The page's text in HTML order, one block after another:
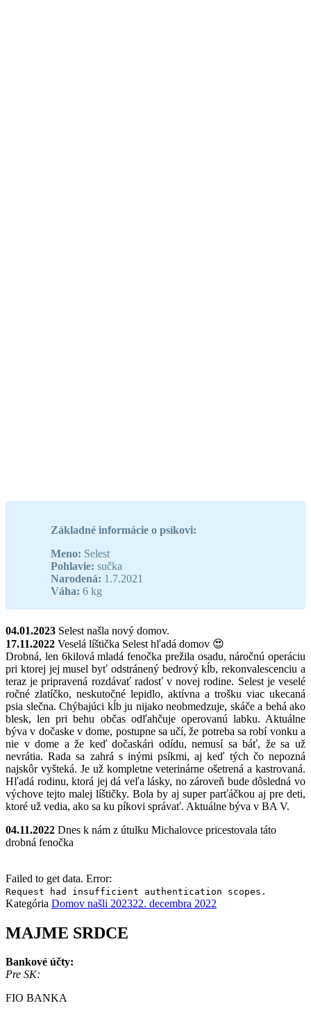
Základné informácie o psíkovi:
Meno: Selest
Pohlavie: sučka
Narodená: 1.7.2021
Váha: 6 kg
04.01.2023 Selest našla nový domov.
17.11.2022 Veselá líštička Selest hľadá domov 😍
Drobná, len 6kilová mladá fenočka prežila osadu, náročnú operáciu
pri ktorej jej musel byť odstránený bedrový kĺb, rekonvalescenciu a
teraz je pripravená rozdávať radosť v novej rodine. Selest je veselé
ročné zlatíčko, neskutočné lepidlo, aktívna a trošku viac ukecaná
psia slečna. Chýbajúci kĺb ju nijako neobmedzuje, skáče a behá ako
blesk, len pri behu občas odľahčuje operovanú labku. Aktuálne
býva v dočaske v dome, postupne sa učí, že potreba sa robí vonku a
nie v dome a že keď dočaskári odídu, nemusí sa báť, že sa už
nevrátia. Rada sa zahrá s inými psíkmi, aj keď tých čo nepozná
najskôr vyšteká. Je už kompletne veterinárne ošetrená a kastrovaná.
Hľadá rodinu, ktorá jej dá veľa lásky, no zároveň bude dôsledná vo
výchove tejto malej líštičky. Bola by aj super parťáčkou aj pre deti,
ktoré už vedia, ako sa ku píkovi správať. Aktuálne býva v BA V.
04.11.2022 Dnes k nám z útulku Michalovce pricestovala táto
drobná fenočka
Failed to get data. Error:
Request had insufficient authentication scopes.
Kategória Domov našli 202322. decembra 2022
MAJME SRDCE
Bankové účty:
Pre SK:
FIO BANKA